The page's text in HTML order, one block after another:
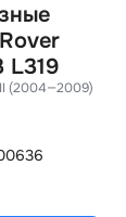
L319
(2004—2009)